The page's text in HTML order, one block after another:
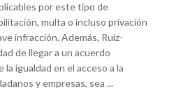
por este tipo de
multa o incluso privación
infracción. Además, Ruiz-
de llegar a un acuerdo
igualdad en el acceso a la
y empresas, sea ...